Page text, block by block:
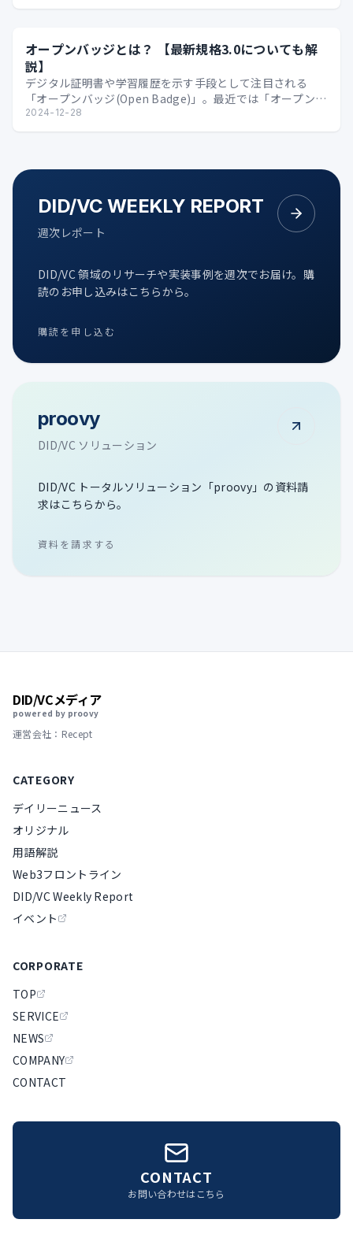
オープンバッジとは？ 【最新規格3.0についても解
説】
デジタル証明書や学習履歴を示す手段として注目される
「オープンバッジ(Open Badge)」。最近では「オープンバ
ッジ3.0」という新たな規格も登場しています。…
2024-12-28
DID/VC WEEKLY REPORT
週次レポート
DID/VC 領域のリサーチや実装事例を週次でお届け。購
読のお申し込みはこちらから。
購読を申し込む
proovy
DID/VC ソリューション
DID/VC トータルソリューション「proovy」の資料請
求はこちらから。
資料を請求する
DID/VCメディア
powered by proovy
運営会社：Recept
CATEGORY
デイリーニュース
オリジナル
用語解説
Web3フロントライン
DID/VC Weekly Report
イベント
CORPORATE
TOP
SERVICE
NEWS
COMPANY
CONTACT
CONTACT
お問い合わせはこちら